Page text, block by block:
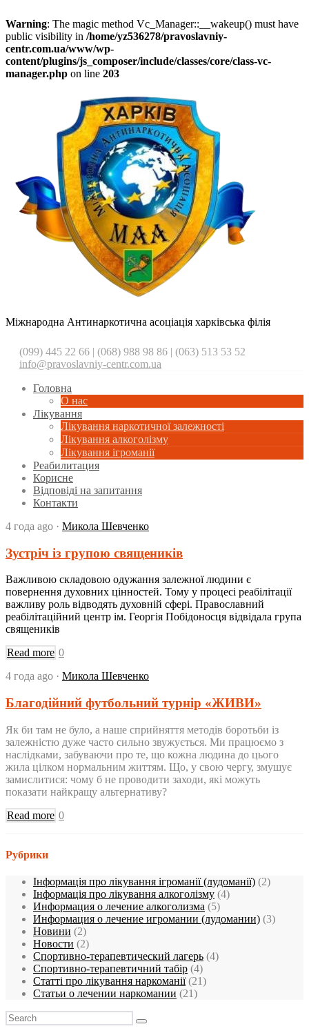
Warning: The magic method Vc_Manager::__wakeup() must have
public visibility in /home/yz536278/pravoslavniy-
centr.com.ua/www/wp-
content/plugins/js_composer/include/classes/core/class-vc-
manager.php on line 203
Міжнародна Антинаркотична асоціація харківська філія
(099) 445 22 66 | (068) 988 98 86 | (063) 513 53 52
info@pravoslavniy-centr.com.ua
Головна
О нас
Лікування
Лікування наркотичної залежності
Лікування алкоголізму
Лікування ігроманії
Реабилитация
Корисне
Відповіді на запитання
Контакти
4 года ago · Микола Шевченко
Зустріч із групою священиків
Важливою складовою одужання залежної людини є
повернення духовних цінностей. Тому у процесі реабілітації
важливу роль відводять духовній сфері. Православний
реабілітаційний центр ім. Георгія Побідоносця відвідала група
священиків
Read more 0
4 года ago · Микола Шевченко
Благодійний футбольний турнір «ЖИВИ»
Як би там не було, а наше сприйняття методів боротьби із
залежністю дуже часто сильно звужується. Ми працюємо з
наслідками, забуваючи про те, що кожна людина до цього
жила цілком нормальним життям. Що, у свою чергу, змушує
замислитися: чому б не проводити заходи, які можуть
показати найкращу альтернативу?
Read more 0
Рубрики
Інформація про лікування ігроманії (лудоманії) (2)
Інформація про лікування алкоголізму (4)
Информация о лечение алкоголизма (5)
Информация о лечение игромании (лудомании) (3)
Новини (2)
Новости (2)
Спортивно-терапевтический лагерь (4)
Спортивно-терапевтичний табір (4)
Статті про лікування наркоманії(21)
Статьи о лечении наркомании (21)